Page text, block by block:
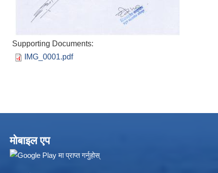
Supporting Documents:
IMG_0001.pdf
मोबाइल एप